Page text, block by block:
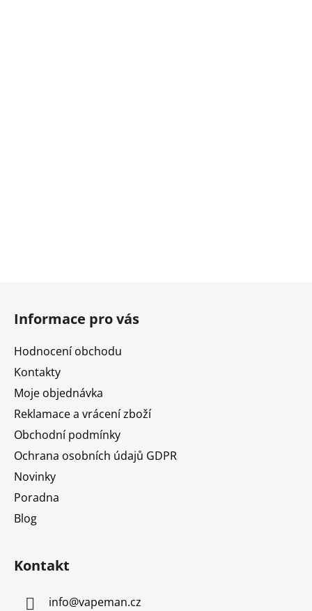
Informace pro vás
Hodnocení obchodu
Kontakty
Moje objednávka
Reklamace a vrácení zboží
Obchodní podmínky
Ochrana osobních údajů GDPR
Novinky
Poradna
Blog
Kontakt
info@vapeman.cz